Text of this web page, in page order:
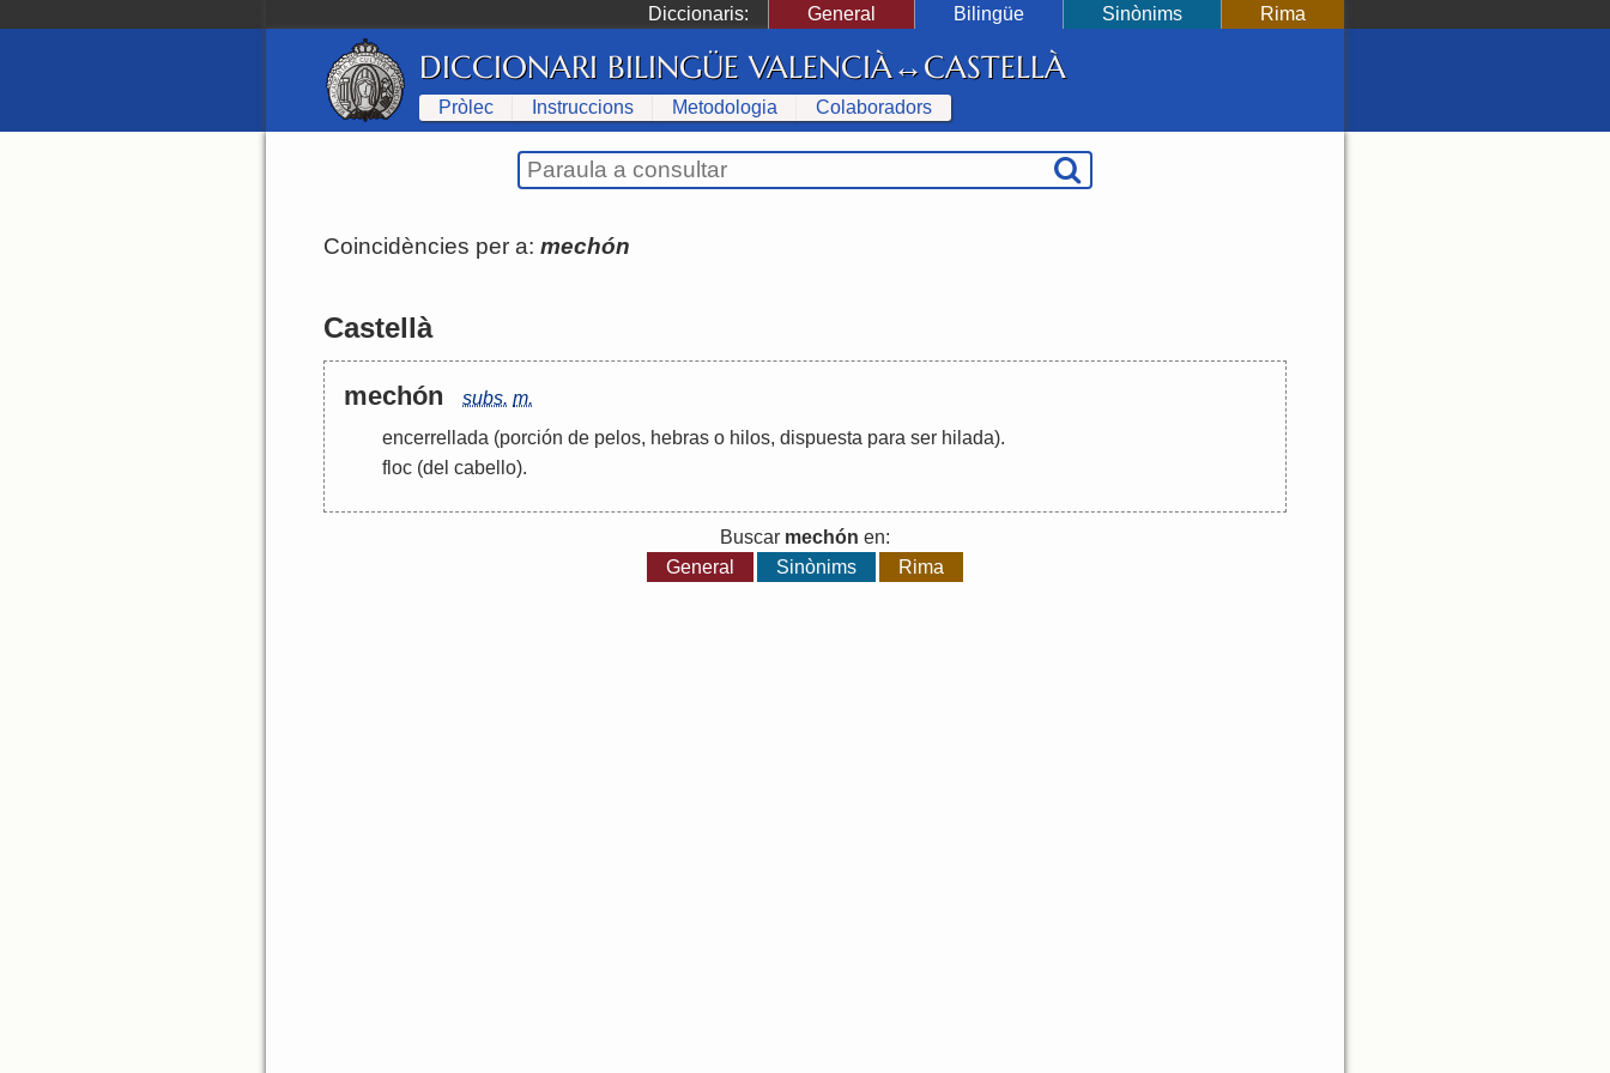
Diccionaris: General Bilingüe Sinònims Rima
DICCIONARI BILINGÜE VALENCIÀ↔CASTELLÀ
Pròlec Instruccions Metodologia Colaboradors
Coincidències per a: mechón
Castellà
mechón subs. m.
encerrellada (porción de pelos, hebras o hilos, dispuesta para ser hilada).
floc (del cabello).
Buscar mechón en:
General
Sinònims Rima